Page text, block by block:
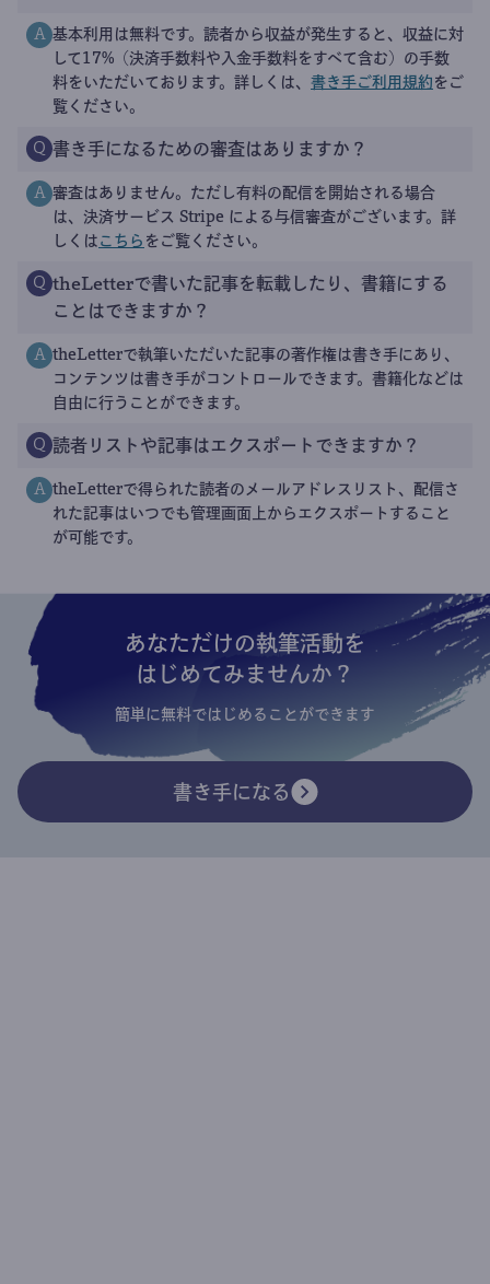
A 基本利用は無料です。読者から収益が発生すると、収益に対
して17%（決済手数料や入金手数料をすべて含む）の手数
料をいただいております。詳しくは、 書き手ご利用規約 をご
覧ください。
Q 書き手になるための審査はありますか？
A 審査はありません。ただし有料の配信を開始される場合
は、決済サービス Stripe による与信審査がございます。詳
しくは こちら をご覧ください。
Q theLetterで書いた記事を転載したり、書籍にする
ことはできますか？
A theLetterで執筆いただいた記事の著作権は書き手にあり、
コンテンツは書き手がコントロールできます。書籍化などは
自由に行うことができます。
Q 読者リストや記事はエクスポートできますか？
A theLetterで得られた読者のメールアドレスリスト、配信さ
れた記事はいつでも管理画面上からエクスポートすること
が可能です。
あなただけの執筆活動を
はじめてみませんか？
簡単に無料ではじめることができます
書き手になる